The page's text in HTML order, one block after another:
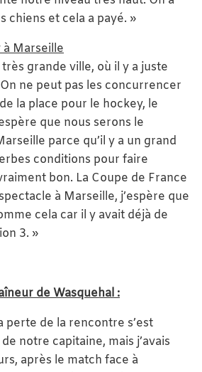
chiens et cela a payé. »
à Marseille
grande ville, où il y a juste
ne peut pas les concurrencer
la place pour le hockey, le
que nous serons le
parce qu’il y a un grand
conditions pour faire
bon. La Coupe de France
à Marseille, j’espère que
cela car il y avait déjà de
3. »
de Wasquehal :
perte de la rencontre s’est
notre capitaine, mais j’avais
après le match face à